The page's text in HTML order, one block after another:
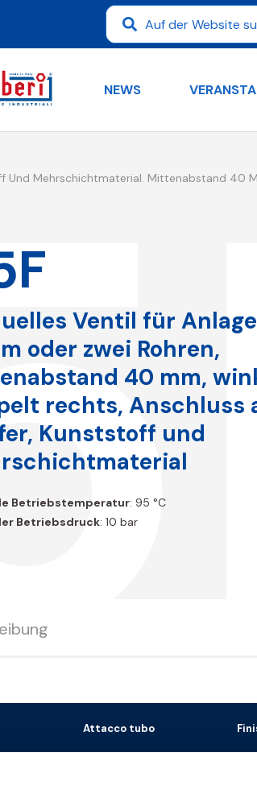
NEWS
Und Mehrschichtmaterial. Mittenabstand 40
Ventil für
oder zwei Rohren,
40 mm,
rechts, Anschluss
Kunststoff und
Betriebstemperatur: 95 °C
Betriebsdruck: 10 bar
Attacco tubo